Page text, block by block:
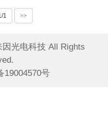
1 >>
光电科技 All Rights
19004570号